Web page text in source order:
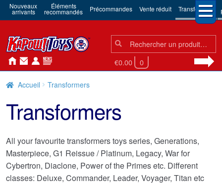
Nouveaux
arrivants
Éléments
recommandés Précommandes Vente réduit Transformers
Chercher:
Chercher
€0.00 0
Accueil Transformers
Transformers
All your favourite transformers toys series, Generations,
Masterpiece, G1 Reissue / Platinum, Legacy, War for
Cybertron, Diaclone, Power of the Primes etc. Different
classes: Deluxe, Commander, Leader, Voyager, Titan etc